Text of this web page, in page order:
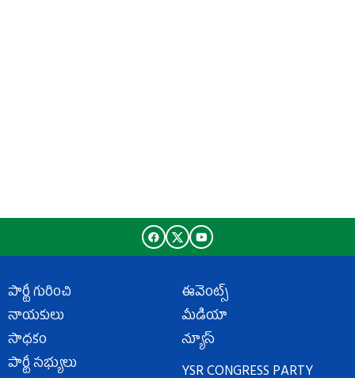
పార్టీ గురించి
నాయకులు
సాధకం
పార్టీ సభ్యులు
ఈవెంట్స్
మీడియా
న్యూస్
YSR CONGRESS PARTY